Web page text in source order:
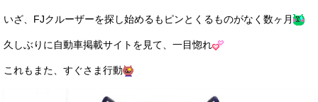
メールフォーム
電話はこちら
いざ、FJクルーザーを探し始めるもピンとくるものがなく数ヶ月
久しぶりに自動車掲載サイトを見て、一目惚れ
これもまた、すぐさま行動